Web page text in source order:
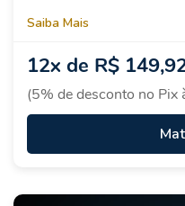
Saiba Mais
12x de R$
(5% de desconto no Pix